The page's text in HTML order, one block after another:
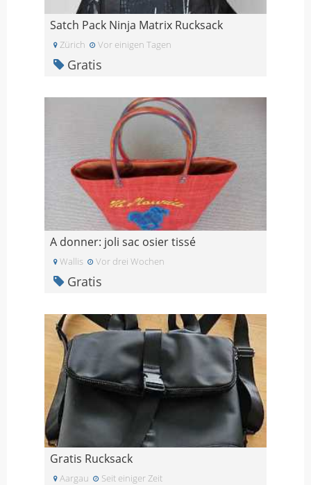
Satch Pack Ninja Matrix Rucksack
Zürich Vor einigen Tagen
Gratis
A donner: joli sac osier tissé
Wallis Vor drei Wochen
Gratis
Gratis Rucksack
Aargau Seit einiger Zeit